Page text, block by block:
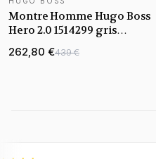
NOUVEAUTÉ
Montre Homme Hugo Boss
Hero 2.0 1514299 gris
acier
262,80 €439 €